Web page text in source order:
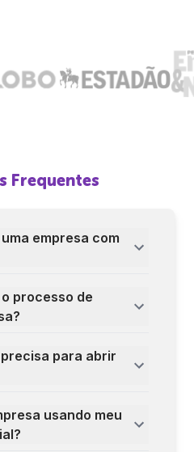
Frequentes
empresa com
processo de
para abrir
usando meu